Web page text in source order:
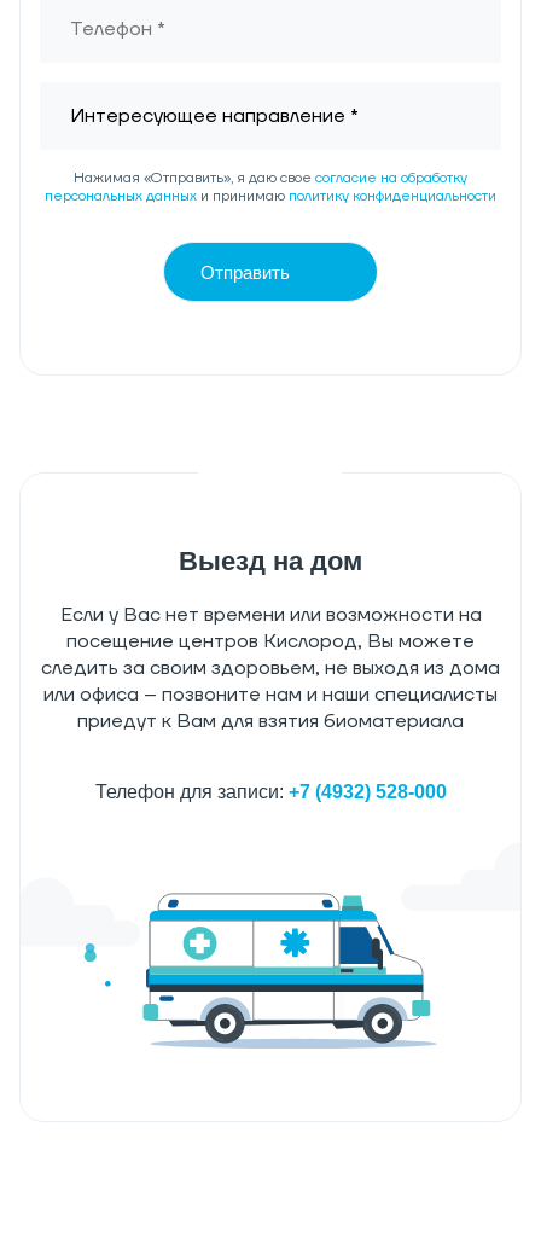
Нажимая «Отправить», я даю свое согласие на обработку
персональных данных и принимаю политику конфиденциальности
Отправить
Выезд на дом
Если у Вас нет времени или возможности на
посещение центров Кислород, Вы можете
следить за своим здоровьем, не выходя из дома
или офиса – позвоните нам и наши специалисты
приедут к Вам для взятия биоматериала
Телефон для записи: +7 (4932) 528-000